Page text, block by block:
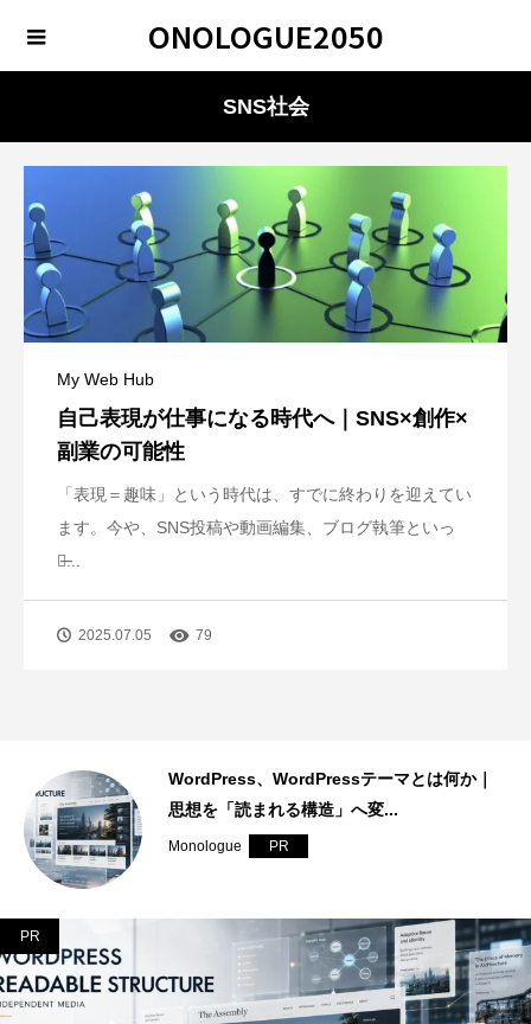
ONOLOGUE2050
SNS社会
My Web Hub
自己表現が仕事になる時代へ｜SNS×創作×
副業の可能性
「表現＝趣味」という時代は、すでに終わりを迎えてい
ます。今や、SNS投稿や動画編集、ブログ執筆といっ
た̶...
2025.07.05 79
テーマとは何か｜
」へ変...
サーバーとは何か｜発信基
ラと「継続できる仕組み」
PR